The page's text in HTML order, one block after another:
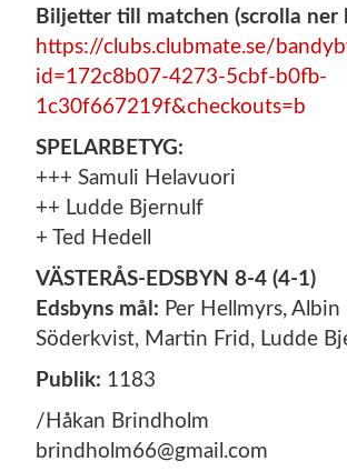
Biljetter till matchen (scrolla ner
https://clubs.clubmate.se/
id=172c8b07-4273-5cbf-b0fb-
1c30f667219f&checkouts=b
SPELARBETYG:
+++ Samuli Helavuori
++ Ludde Bjernulf
+ Ted Hedell
VÄSTERÅS-EDSBYN 8-4 (4-1)
Edsbyns mål: Per Hellmyrs, Albin
Söderkvist, Martin Frid, Ludde
Publik: 1183
/Håkan Brindholm
brindholm66@gmail.com